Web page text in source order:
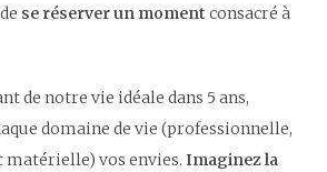
se réserver un moment consacré à
de notre vie idéale dans 5 ans,
domaine de vie (professionnelle,
matérielle) vos envies. Imaginez la